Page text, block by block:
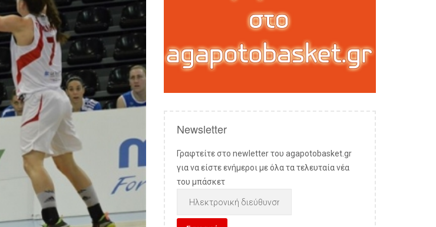
Newsletter
Γραφτείτε στο newletter του agapotobasket.gr
για να είστε ενήμεροι με όλα τα τελευταία νέα
του μπάσκετ